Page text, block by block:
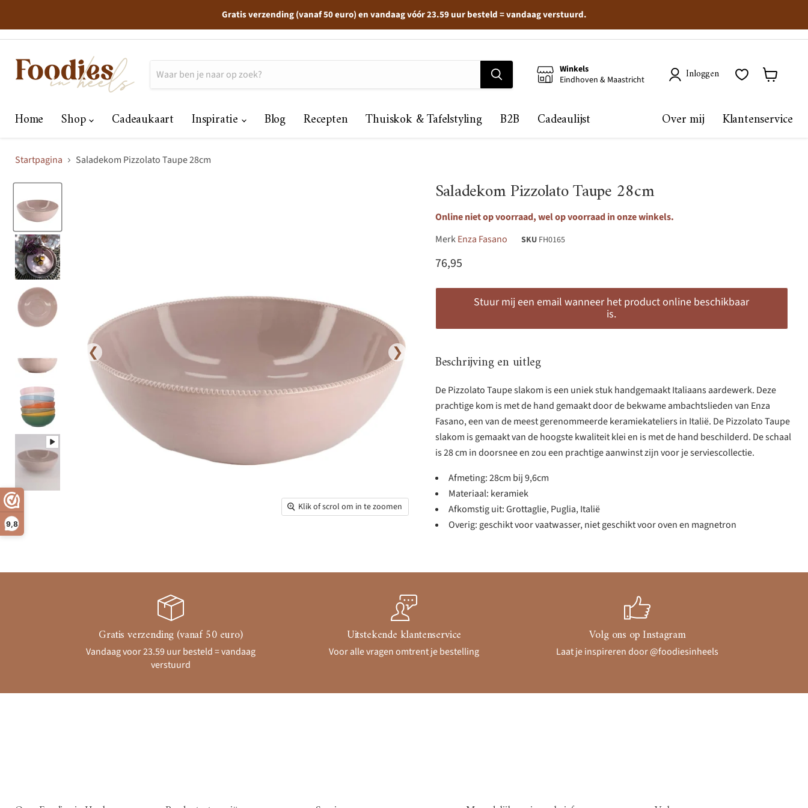
9,8
Gratis verzending (vanaf 50 euro) en vandaag vóór 23.59 uur besteld = vandaag verstuurd.
Winkels
Eindhoven & Maastricht
Inloggen
Home Shop Cadeaukaart Inspiratie Blog Recepten Thuiskok & Tafelstyling B2B Cadeaulijst Over mij Klantenservice
Startpagina Saladekom Pizzolato Taupe 28cm
Klik of scrol om in te zoomen
❯
❮
Saladekom Pizzolato Taupe 28cm
Online niet op voorraad, wel op voorraad in onze winkels.
MerkEnza Fasano SKU FH0165
Huidige prijs
76,95
Stuur mij een email wanneer het product online beschikbaar
is.
Beschrijving en uitleg
De Pizzolato Taupe slakom is een uniek stuk handgemaakt Italiaans aardewerk. Deze
prachtige kom is met de hand gemaakt door de bekwame ambachtslieden van Enza
Fasano, een van de meest gerenommeerde keramiekateliers in Italië. De Pizzolato Taupe
slakom is gemaakt van de hoogste kwaliteit klei en is met de hand beschilderd. De schaal
is 28 cm in doorsnee en zou een prachtige aanwinst zijn voor je serviescollectie.
Afmeting: 28cm bij 9,6cm
Materiaal: keramiek
Afkomstig uit: Grottaglie, Puglia, Italië
Overig: geschikt voor vaatwasser, niet geschikt voor oven en magnetron
Gratis verzending (vanaf 50 euro)
Vandaag voor 23.59 uur besteld = vandaag
verstuurd
Uitstekende klantenservice
Voor alle vragen omtrent je bestelling
Volg ons op Instagram
Laat je inspireren door @foodiesinheels